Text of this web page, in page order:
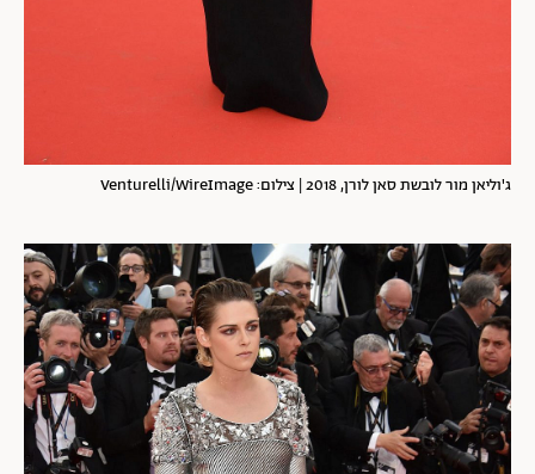
ג'וליאן מור לובשת סאן לורן, 2018 | צילום: Venturelli/WireImage